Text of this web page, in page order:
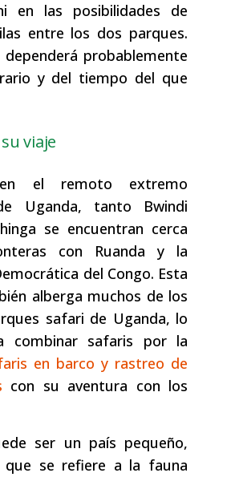
en las posibilidades de
entre los dos parques.
dependerá probablemente
y del tiempo del que
viaje
el remoto extremo
Uganda, tanto Bwindi
se encuentran cerca
con Ruanda y la
del Congo. Esta
alberga muchos de los
safari de Uganda, lo
combinar safaris por la
en barco y rastreo de
con su aventura con los
ser un país pequeño,
se refiere a la fauna